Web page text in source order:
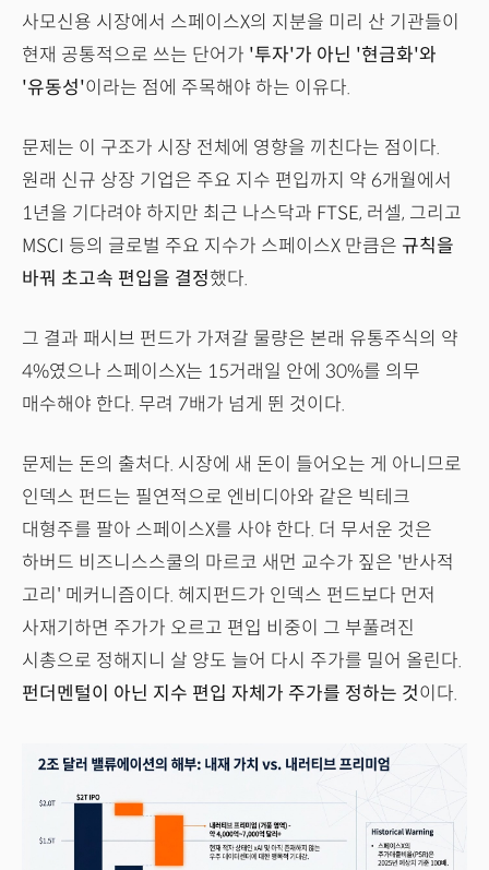
사모신용 시장에서 스페이스X의 지분을 미리 산 기관들이
현재 공통적으로 쓰는 단어가 '투자'가 아닌 '현금화'와
'유동성'이라는 점에 주목해야 하는 이유다.
문제는 이 구조가 시장 전체에 영향을 끼친다는 점이다.
원래 신규 상장 기업은 주요 지수 편입까지 약 6개월에서
1년을 기다려야 하지만 최근 나스닥과 FTSE, 러셀, 그리고
MSCI 등의 글로벌 주요 지수가 스페이스X 만큼은 규칙을
바꿔 초고속 편입을 결정했다.
그 결과 패시브 펀드가 가져갈 물량은 본래 유통주식의 약
4%였으나 스페이스X는 15거래일 안에 30%를 의무
매수해야 한다. 무려 7배가 넘게 뛴 것이다.
문제는 돈의 출처다. 시장에 새 돈이 들어오는 게 아니므로
인덱스 펀드는 필연적으로 엔비디아와 같은 빅테크
대형주를 팔아 스페이스X를 사야 한다. 더 무서운 것은
하버드 비즈니스스쿨의 마르코 새먼 교수가 짚은 '반사적
고리' 메커니즘이다. 헤지펀드가 인덱스 펀드보다 먼저
사재기하면 주가가 오르고 편입 비중이 그 부풀려진
시총으로 정해지니 살 양도 늘어 다시 주가를 밀어 올린다.
펀더멘털이 아닌 지수 편입 자체가 주가를 정하는 것이다.